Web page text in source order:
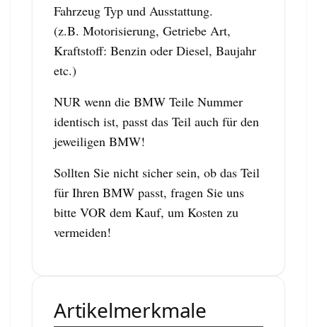
Fahrzeug Typ und Ausstattung.
(z.B. Motorisierung, Getriebe Art,
Kraftstoff: Benzin oder Diesel, Baujahr
etc.)
NUR wenn die BMW Teile Nummer
identisch ist, passt das Teil auch für den
jeweiligen BMW!
Sollten Sie nicht sicher sein, ob das Teil
für Ihren BMW passt, fragen Sie uns
bitte VOR dem Kauf, um Kosten zu
vermeiden!
Artikelmerkmale